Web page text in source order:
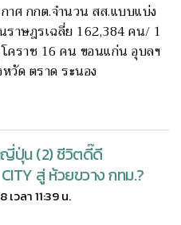
าศ กกต.จำนวน สส.แบบแบ่ง
ราษฎรเฉลี่ย 162,384 คน/ 1
คราช 16 คน ขอนแก่น อุบลฯ
วัด ตราด ระนอง
ปุ่น (2) ชีวิตดี๊ดี
สู่ ห้วยขวาง กทม.?
วลา 11:39 น.